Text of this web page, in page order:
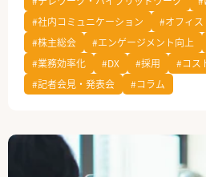
公式X
公式Facebook
#社内コミュニケーション
#オフィス
#株主総会
#エンゲージメント向上
#業務効率化
#DX #採用 #コス
#記者会見・発表会
#コラム